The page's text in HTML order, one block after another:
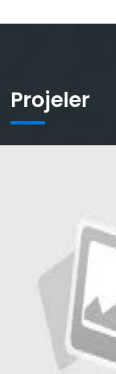
Projeler